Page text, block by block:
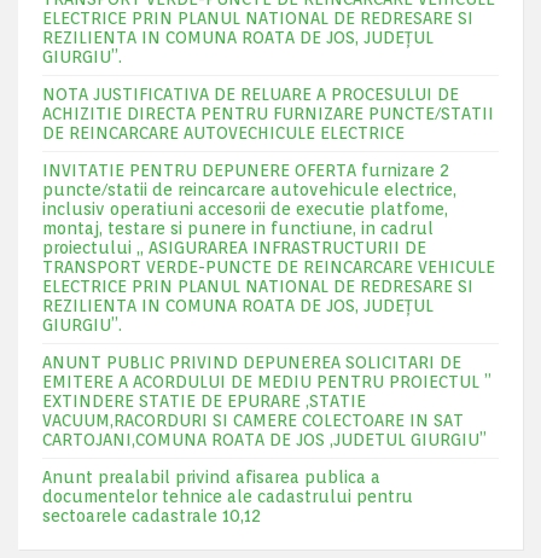
ELECTRICE PRIN PLANUL NATIONAL DE REDRESARE SI
REZILIENTA IN COMUNA ROATA DE JOS, JUDEŢUL
GIURGIU”.
NOTA JUSTIFICATIVA DE RELUARE A PROCESULUI DE
ACHIZITIE DIRECTA PENTRU FURNIZARE PUNCTE/STATII
DE REINCARCARE AUTOVECHICULE ELECTRICE
INVITATIE PENTRU DEPUNERE OFERTA furnizare 2
puncte/statii de reincarcare autovehicule electrice,
inclusiv operatiuni accesorii de executie platfome,
montaj, testare si punere in functiune, in cadrul
proiectului „ ASIGURAREA INFRASTRUCTURII DE
TRANSPORT VERDE-PUNCTE DE REINCARCARE VEHICULE
ELECTRICE PRIN PLANUL NATIONAL DE REDRESARE SI
REZILIENTA IN COMUNA ROATA DE JOS, JUDEŢUL
GIURGIU”.
ANUNT PUBLIC PRIVIND DEPUNEREA SOLICITARI DE
EMITERE A ACORDULUI DE MEDIU PENTRU PROIECTUL ”
EXTINDERE STATIE DE EPURARE ,STATIE
VACUUM,RACORDURI SI CAMERE COLECTOARE IN SAT
CARTOJANI,COMUNA ROATA DE JOS ,JUDETUL GIURGIU”
Anunt prealabil privind afisarea publica a
documentelor tehnice ale cadastrului pentru
sectoarele cadastrale 10,12